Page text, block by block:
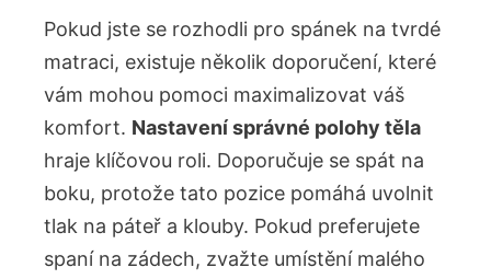
Pokud jste se rozhodli pro spánek na tvrdé
matraci, existuje několik doporučení, které
vám mohou pomoci maximalizovat váš
komfort. Nastavení správné polohy těla
hraje klíčovou roli. Doporučuje se spát na⁤
boku, ‌protože⁤ tato pozice ‌pomáhá uvolnit
tlak na páteř a klouby. Pokud preferujete
spaní na zádech, zvažte umístění malého